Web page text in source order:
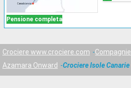
Pensione completa
Crociere www.crociere.com Compagnie
Azamara Onward
Crociere Isole Canarie